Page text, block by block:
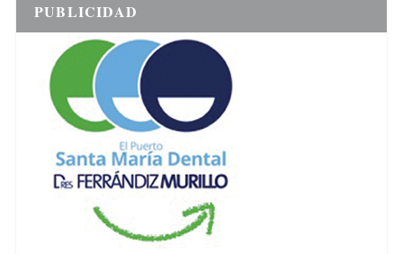
PUBLICIDAD